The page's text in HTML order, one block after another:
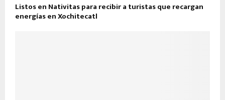
Listos en Nativitas para recibir a turistas que recargan
energías en Xochitecatl